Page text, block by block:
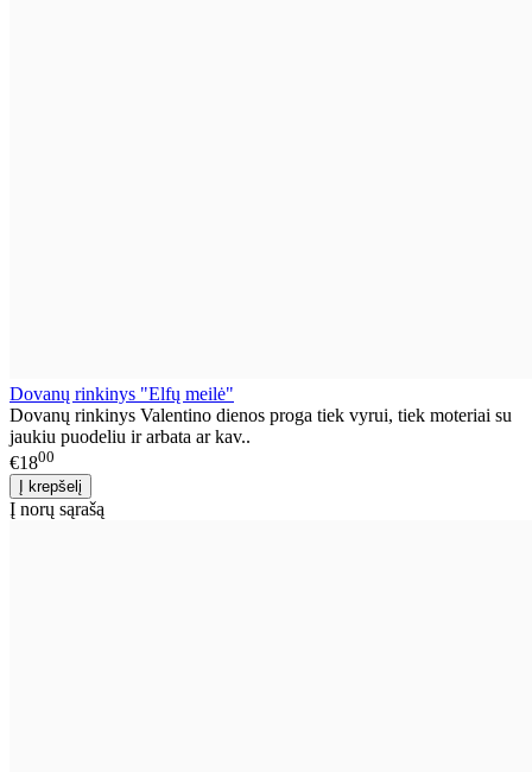
Dovanų rinkinys "Elfų meilė"
Dovanų rinkinys Valentino dienos proga tiek vyrui, tiek moteriai su
jaukiu puodeliu ir arbata ar kav..
€1800
Į norų sąrašą